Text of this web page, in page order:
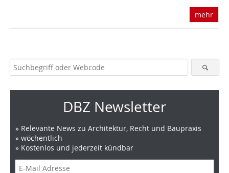
mehr
DBZ Newsletter
» Relevante News zu Architektur, Recht und Baupraxis
» wöchentlich
» Kostenlos und jederzeit kündbar